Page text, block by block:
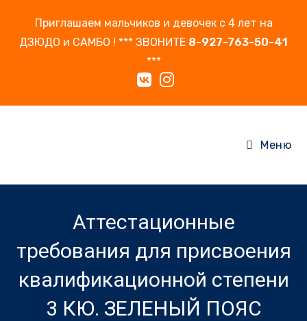
содержимому
Приглашаем мальчиков и девочек с 4 лет на
ДЗЮДО и САМБО ! *** ЗВОНИТЕ 8-927-763-50-41
***
Меню
Аттестационные
требования для присвоения
квалификационной степени
3 КЮ. ЗЕЛЕНЫЙ ПОЯС